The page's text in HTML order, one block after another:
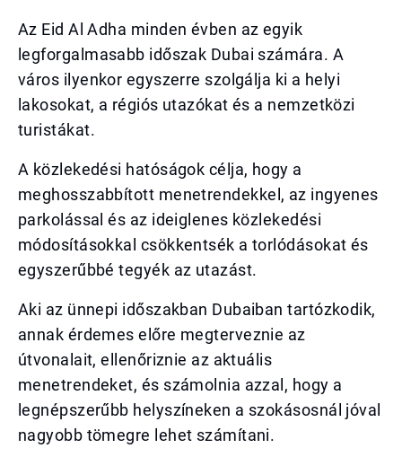
Az Eid Al Adha minden évben az egyik
legforgalmasabb időszak Dubai számára. A
város ilyenkor egyszerre szolgálja ki a helyi
lakosokat, a régiós utazókat és a nemzetközi
turistákat.
A közlekedési hatóságok célja, hogy a
meghosszabbított menetrendekkel, az ingyenes
parkolással és az ideiglenes közlekedési
módosításokkal csökkentsék a torlódásokat és
egyszerűbbé tegyék az utazást.
Aki az ünnepi időszakban Dubaiban tartózkodik,
annak érdemes előre megterveznie az
útvonalait, ellenőriznie az aktuális
menetrendeket, és számolnia azzal, hogy a
legnépszerűbb helyszíneken a szokásosnál jóval
nagyobb tömegre lehet számítani.